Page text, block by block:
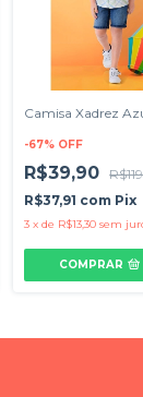
Camisa Xadrez
-67% OFF
R$39,90
R$37,91 com Pix
3 xde R$13,30 sem
COMPRAR